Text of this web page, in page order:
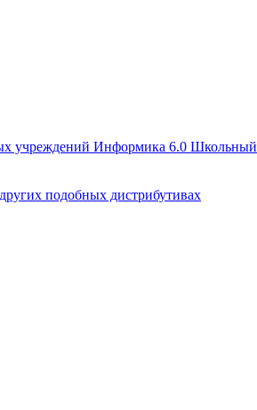
учреждений Информика 6.0 Школьный
подобных дистрибутивах